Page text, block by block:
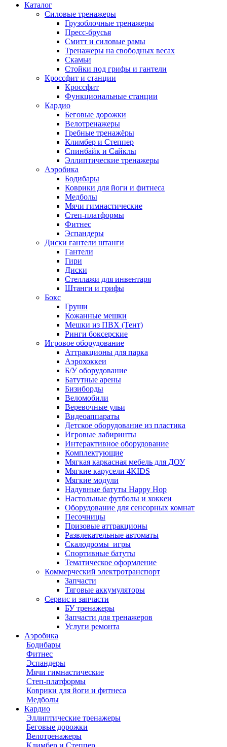
Каталог
Силовые тренажеры
Грузоблочные тренажеры
Пресс-брусья
Смитт и силовые рамы
Тренажеры на свободных весах
Скамьи
Стойки под грифы и гантели
Кроссфит и станции
Кроссфит
Функциональные станции
Кардио
Беговые дорожки
Велотренажеры
Гребные тренажёры
Климбер и Степпер
Спинбайк и Сайклы
Эллиптические тренажеры
Аэробика
Бодибары
Коврики для йоги и фитнеса
Медболы
Мячи гимнастические
Степ-платформы
Фитнес
Эспандеры
Диски гантели штанги
Гантели
Гири
Диски
Стеллажи для инвентаря
Штанги и грифы
Бокс
Груши
Кожанные мешки
Мешки из ПВХ (Тент)
Ринги боксерские
Игровое оборудование
Аттракционы для парка
Аэрохоккеи
Б/У оборудование
Батутные арены
Бизиборды
Веломобили
Веревочные ульи
Видеоаппараты
Детское оборудование из пластика
Игровые лабиринты
Интерактивное оборудование
Комплектующие
Мягкая каркасная мебель для ДОУ
Мягкие карусели 4KIDS
Мягкие модули
Надувные батуты Happy Hop
Настольные футболы и хоккеи
Оборудование для сенсорных комнат
Песочницы
Призовые аттракционы
Развлекательные автоматы
Скалодромы_игры
Спортивные батуты
Тематическое оформление
Коммерческий электротранспорт
Запчасти
Тяговые аккумуляторы
Сервис и запчасти
БУ тренажеры
Запчасти для тренажеров
Услуги ремонта
Аэробика
Бодибары
Фитнес
Эспандеры
Мячи гимнастические
Степ-платформы
Коврики для йоги и фитнеса
Медболы
Кардио
Эллиптические тренажеры
Беговые дорожки
Велотренажеры
Климбер и Степпер